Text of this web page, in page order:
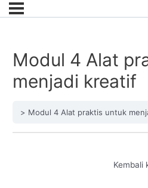
Modul 4 Alat
menjadi kreatif
Modul 4 Alat praktis untuk
Kembali